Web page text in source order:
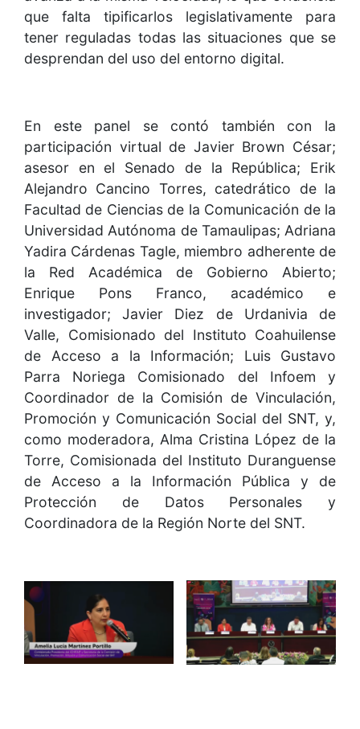
que falta tipificarlos legislativamente para
tener reguladas todas las situaciones que se
desprendan del uso del entorno digital.
En este panel se contó también con la
participación virtual de Javier Brown César;
asesor en el Senado de la República; Erik
Alejandro Cancino Torres, catedrático de la
Facultad de Ciencias de la Comunicación de la
Universidad Autónoma de Tamaulipas; Adriana
Yadira Cárdenas Tagle, miembro adherente de
la Red Académica de Gobierno Abierto;
Enrique Pons Franco, académico e
investigador; Javier Diez de Urdanivia de
Valle, Comisionado del Instituto Coahuilense
de Acceso a la Información; Luis Gustavo
Parra Noriega Comisionado del Infoem y
Coordinador de la Comisión de Vinculación,
Promoción y Comunicación Social del SNT, y,
como moderadora, Alma Cristina López de la
Torre, Comisionada del Instituto Duranguense
de Acceso a la Información Pública y de
Protección de Datos Personales y
Coordinadora de la Región Norte del SNT.